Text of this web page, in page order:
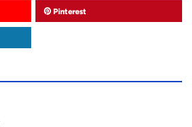
Pinterest